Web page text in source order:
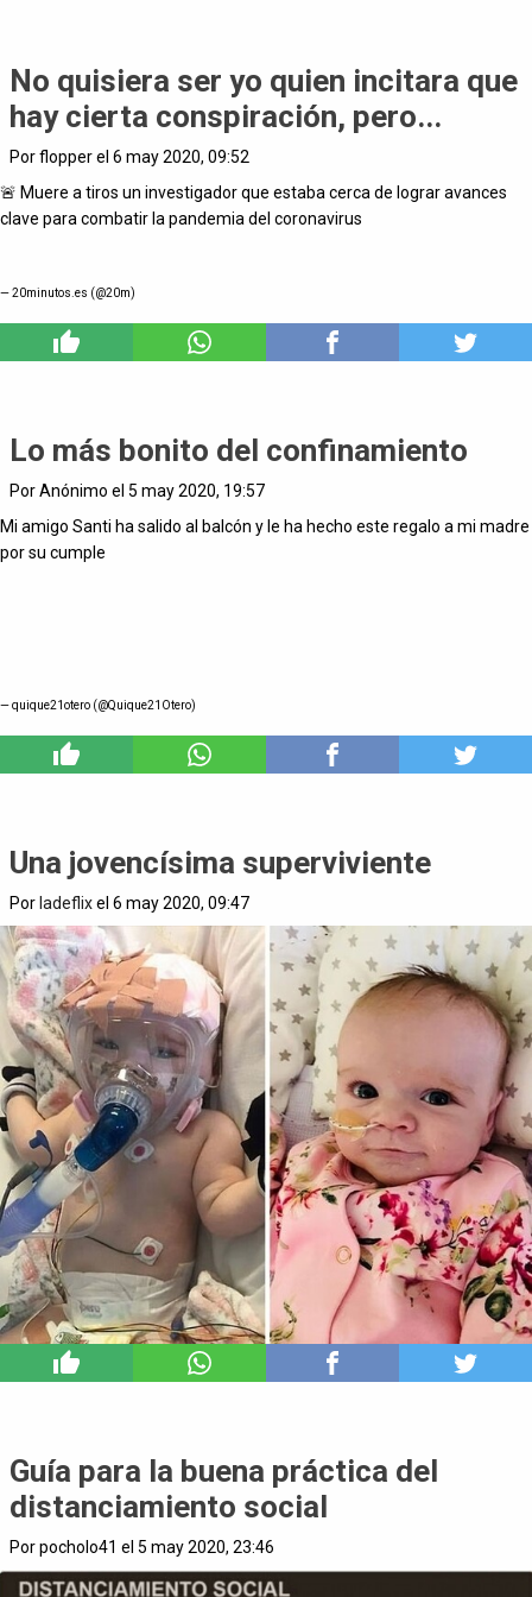
No quisiera ser yo quien incitara que
hay cierta conspiración, pero...
Por flopper el 6 may 2020, 09:52
🚨 Muere a tiros un investigador que estaba cerca de lograr avances
clave para combatir la pandemia del coronavirus
— 20minutos.es (@20m)
Lo más bonito del confinamiento
Por Anónimo el 5 may 2020, 19:57
Mi amigo Santi ha salido al balcón y le ha hecho este regalo a mi madre
por su cumple
— quique21otero (@Quique21Otero)
Una jovencísima superviviente
Por ladeflixel 6 may 2020, 09:47
Guía para la buena práctica del
distanciamiento social
Por pocholo41 el 5 may 2020, 23:46